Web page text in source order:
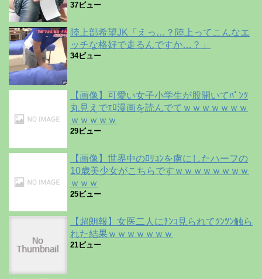
37ビュー
陸上部希望JK「えっ…？陸上ってこんなエ
ッチな格好で走るんですか…？」
34ビュー
【画像】可愛い女子小学生が股開いてﾊﾟﾝﾂ
丸見えでｴﾛ漫画を読んでてｗｗｗｗｗｗｗ
ｗｗｗｗｗ
29ビュー
【画像】世界中のﾛﾘｺﾝを虜にしたハーフの
10歳美少女がこちらですｗｗｗｗｗｗｗｗ
ｗｗｗ
25ビュー
【超朗報】女医二人にﾁﾝｺ見られてﾂﾝﾂﾝ触ら
れた結果ｗｗｗｗｗｗｗ
21ビュー